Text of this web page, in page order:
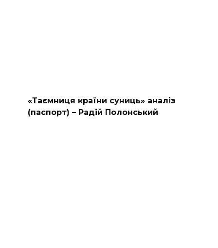
«Таємниця країни суниць» аналіз
(паспорт) – Радій Полонський